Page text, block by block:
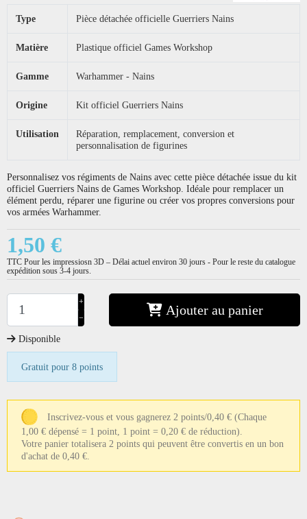
Type Pièce détachée officielle Guerriers Nains
Matière Plastique officiel Games Workshop
Gamme Warhammer - Nains
Origine Kit officiel Guerriers Nains
Utilisation
Réparation, remplacement, conversion et
personnalisation de figurines
Personnalisez vos régiments de Nains avec cette pièce détachée issue du kit
officiel Guerriers Nains de Games Workshop. Idéale pour remplacer un
élément perdu, réparer une figurine ou créer vos propres conversions pour
vos armées Warhammer.
1,50 €
TTC Pour les impressiosn 3D – Délai actuel environ 30 jours - Pour le reste du catalogue
expédition sous 3-4 jours.
+
−
Ajouter au panier
Disponible
Gratuit pour 8 points
Inscrivez-vous et vous gagnerez 2 points/0,40 € (Chaque
1,00 € dépensé = 1 point, 1 point = 0,20 € de réduction).
Votre panier totalisera 2 points qui peuvent être convertis en un bon
d'achat de 0,40 €.